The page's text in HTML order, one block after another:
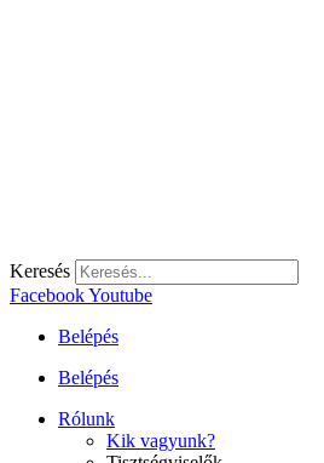
Keresés
FacebookYoutube
Belépés
Belépés
Rólunk
Kik vagyunk?